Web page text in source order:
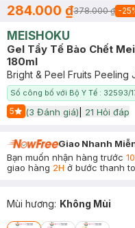
284.000 ₫378.000 ₫ -25
MEISHOKU
Gel Tẩy Tế Bào Chết
180ml
Bright & Peel Fruits Peeling
Số công bố với Bộ Y Tế : 32593/
5
Start Icon
(3 Đánh giá) 21 Hỏi đáp
Giao Nhanh
Bạn muốn nhận hàng trước
giao hàng 2H ở bước thanh
Mùi hương: Không Mùi